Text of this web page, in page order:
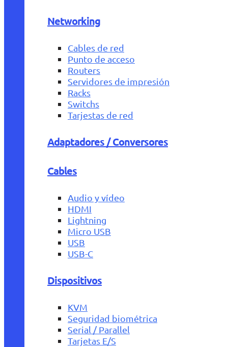
Networking
Cables de red
Punto de acceso
Routers
Servidores de impresión
Racks
Switchs
Tarjestas de red
Adaptadores / Conversores
Cables
Audio y vídeo
HDMI
Lightning
Micro USB
USB
USB-C
Dispositivos
KVM
Seguridad biométrica
Serial / Parallel
Tarjetas E/S